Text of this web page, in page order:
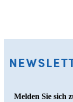
Melden Sie sich